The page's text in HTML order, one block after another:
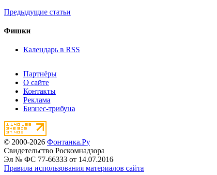
Предыдущие статьи
Фишки
Календарь в RSS
Партнёры
О сайте
Контакты
Реклама
Бизнес-трибуна
© 2000-2026 Фонтанка.Ру
Свидетельство Роскомнадзора
Эл № ФС 77-66333 от 14.07.2016
Правила использования материалов сайта